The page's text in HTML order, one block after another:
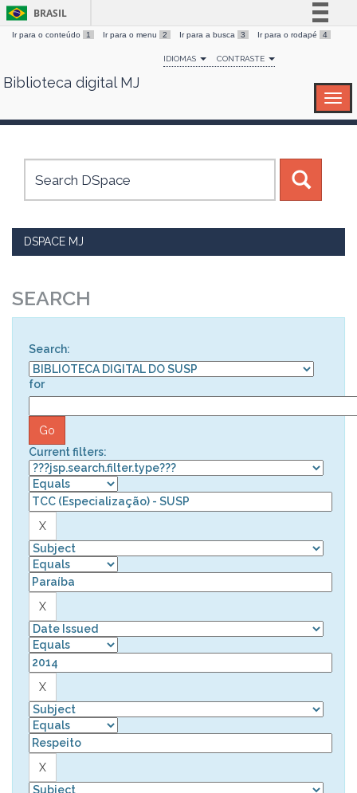
Skip
BRASIL
Simplifique!
Comunica BR
Canais
Ir para o conteúdo 1 Ir para o menu 2 Ir para a busca 3 Ir para o rodapé 4
IDIOMAS CONTRASTE
Biblioteca digital MJ
DSPACE MJ
SEARCH
Search:
for
Current filters: